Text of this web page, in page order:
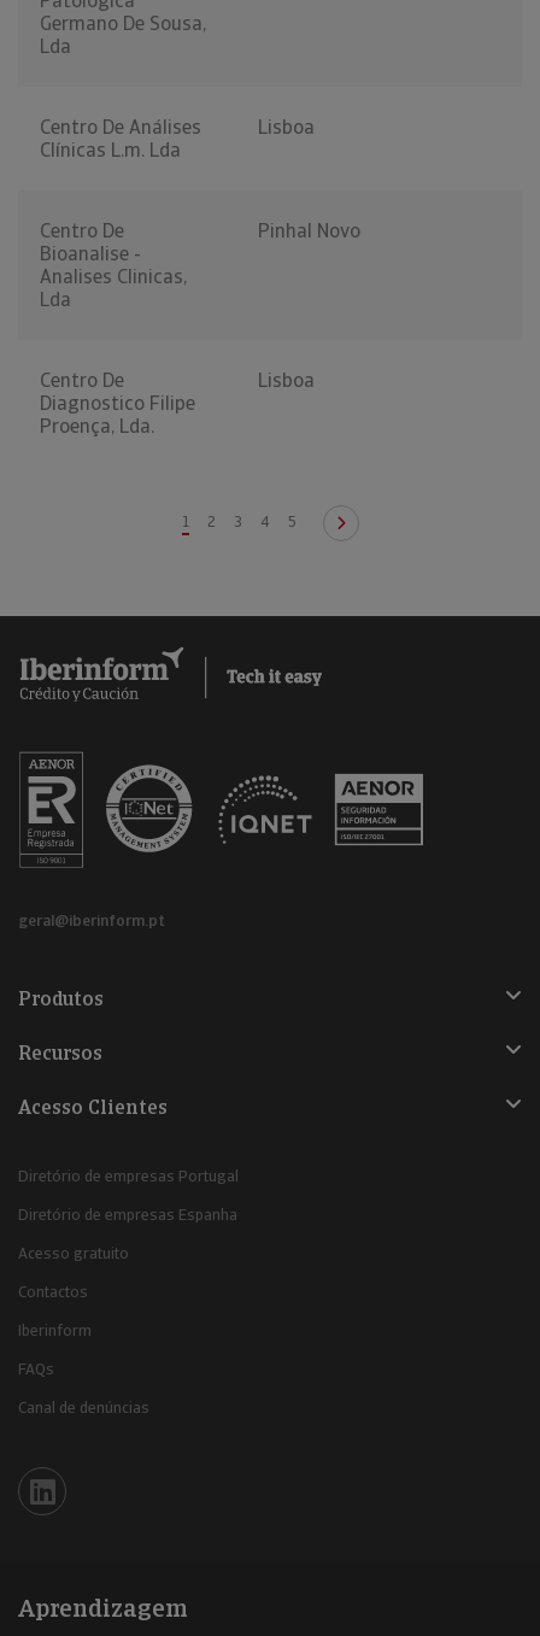
Germano De Sousa,
Lda
Centro De Análises
Clínicas L.m. Lda
Lisboa
Centro De
Bioanalise -
Analises Clinicas,
Lda
Pinhal Novo
Centro De
Diagnostico Filipe
Proença, Lda.
Lisboa
1 2 3 4 5
geral@iberinform.pt
Produtos
Recursos
Acesso Clientes
Diretório de empresas Portugal
Diretório de empresas Espanha
Acesso gratuito
Contactos
Iberinform
FAQs
Canal de denúncias
Iberinform en Linkedin
Aprendizagem